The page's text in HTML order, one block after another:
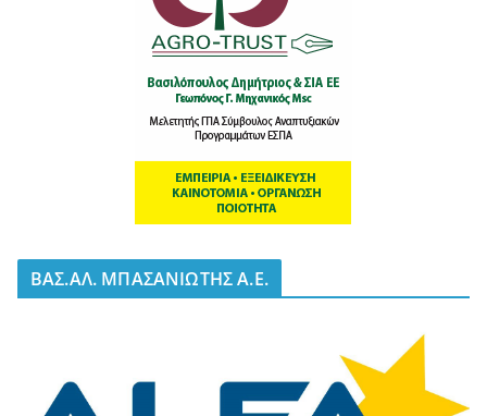
BΑΣ.ΑΛ. ΜΠΑΣΑΝΙΩΤΗΣ Α.Ε.